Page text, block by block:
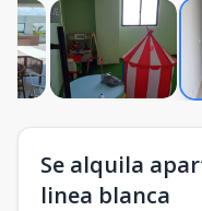
Se alquila
linea blanca